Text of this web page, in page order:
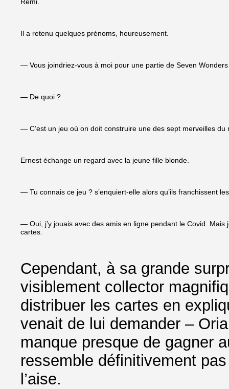
Il a retenu quelques prénoms, heureusement.
— Vous joindriez-vous à moi pour une partie de Seven
— De quoi ?
— C’est un jeu où on doit construire une des sept merveilles du
Ernest échange un regard avec la jeune fille blonde.
— Tu connais ce jeu ? s’enquiert-elle alors qu’ils franchissent
— Oui, j’y jouais avec des amis en ligne pendant le Covid.
cartes.
Cependant, à sa grande
visiblement collector
distribuer les cartes en
venait de lui demander –
manque presque de gagner
ressemble définitivement
l’aise.